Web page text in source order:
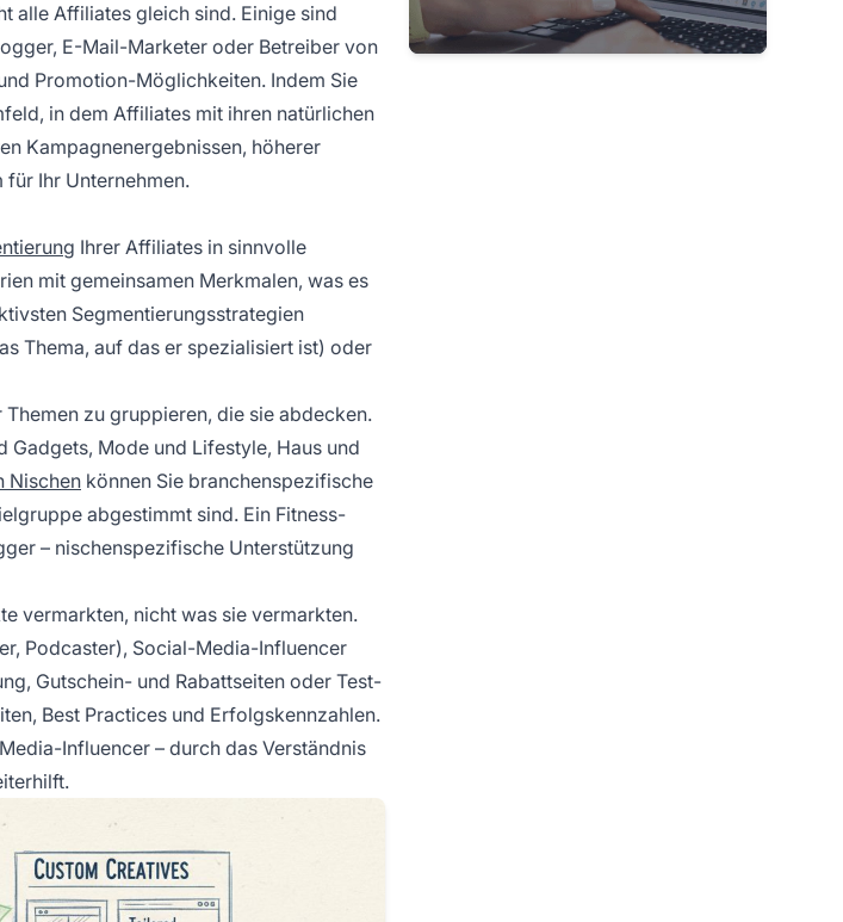
alle Affiliates gleich sind. Einige sind
E-Mail-Marketer oder Betreiber von
Promotion-Möglichkeiten. Indem Sie
in dem Affiliates mit ihren natürlichen
Kampagnenergebnissen, höherer
Ihr Unternehmen.
Ihrer Affiliates in sinnvolle
mit gemeinsamen Merkmalen, was es
Segmentierungsstrategien
Thema, auf das er spezialisiert ist) oder
zu gruppieren, die sie abdecken.
Gadgets, Mode und Lifestyle, Haus und
Nischen können Sie branchenspezifische
abgestimmt sind. Ein Fitness-
– nischenspezifische Unterstützung
vermarkten, nicht was sie vermarkten.
Podcaster), Social-Media-Influencer
Gutschein- und Rabattseiten oder Test-
Best Practices und Erfolgskennzahlen.
Influencer – durch das Verständnis